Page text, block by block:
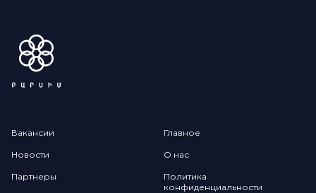
Вакансии Главное
Новости О нас
Партнеры
Политика
конфиденциальности